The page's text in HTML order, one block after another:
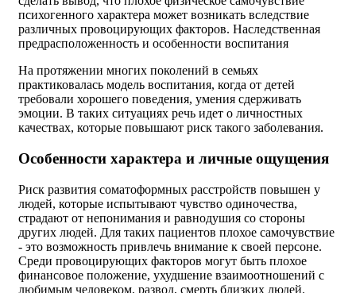
психогенного характера может возникать вследствие
различных провоцирующих факторов. Наследственная
предрасположенность и особенности воспитания
На протяжении многих поколений в семьях
практиковалась модель воспитания, когда от детей
требовали хорошего поведения, умения сдерживать
эмоции. В таких ситуациях речь идет о личностных
качествах, которые повышают риск такого заболевания.
Особенности характера и личные ощущения
Риск развития соматоформных расстройств повышен у
людей, которые испытывают чувство одиночества,
страдают от непонимания и равнодушия со стороны
других людей. Для таких пациентов плохое самочувствие
- это возможность привлечь внимание к своей персоне.
Среди провоцирующих факторов могут быть плохое
финансовое положение, ухудшение взаимоотношений с
любимым человеком, развод, смерть близких людей.